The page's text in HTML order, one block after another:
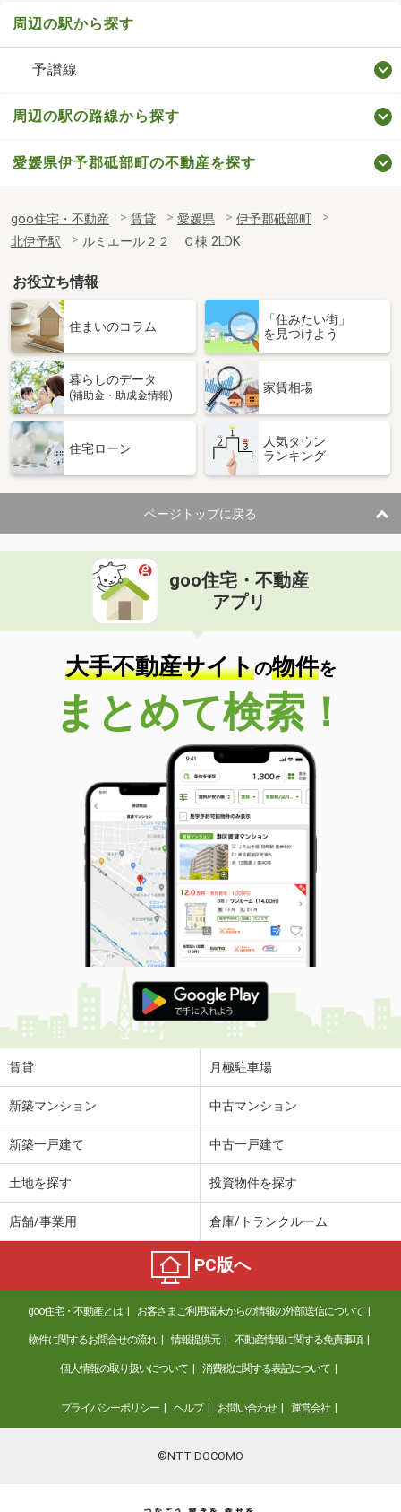
周辺の駅から探す
予讃線
周辺の駅の路線から探す
愛媛県伊予郡砥部町の不動産を探す
goo住宅・不動産 賃貸 愛媛県
伊予郡砥部町
北伊予駅
ルミエール２２ Ｃ棟 2LDK
お役立ち情報
住まいのコラム
「住みたい街」
を見つけよう
暮らしのデータ
(補助金・助成金情報)
家賃相場
住宅ローン
人気タウン
ランキング
ページトップに戻る
goo住宅・不動産
アプリ
大手不動産サイトの物件を
まとめて検索！
賃貸 月極駐車場
新築マンション 中古マンション
新築一戸建て 中古一戸建て
土地を探す 投資物件を探す
店舗/事業用 倉庫/トランクルーム
PC版へ
goo住宅・不動産とは お客さまご利用端末からの情報の外部送信について
物件に関するお問合せの流れ 情報提供元 不動産情報に関する免責事項
個人情報の取り扱いについて 消費税に関する表記について
プライバシーポリシー ヘルプ お問い合わせ 運営会社
©NTT DOCOMO